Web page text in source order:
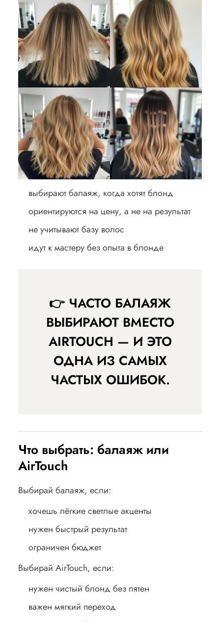
выбирают балаяж, когда хотят блонд
ориентируются на цену, а не на результат
не учитывают базу волос
идут к мастеру без опыта в блонде
👉 ЧАСТО БАЛАЯЖ
ВЫБИРАЮТ ВМЕСТО
AIRTOUCH — И ЭТО
ОДНА ИЗ САМЫХ
ЧАСТЫХ ОШИБОК.
Что выбрать: балаяж или
AirTouch
Выбирай балаяж, если:
хочешь лёгкие светлые акценты
нужен быстрый результат
ограничен бюджет
Выбирай AirTouch, если:
нужен чистый блонд без пятен
важен мягкий переход